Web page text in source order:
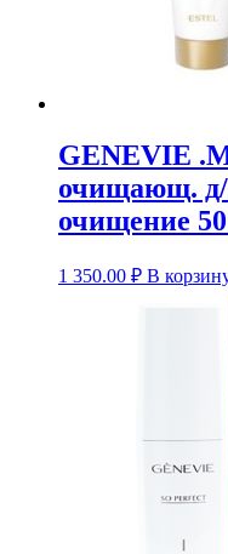
GENEVIE
очищающ. д/
очищение
1 350.00 ₽ В